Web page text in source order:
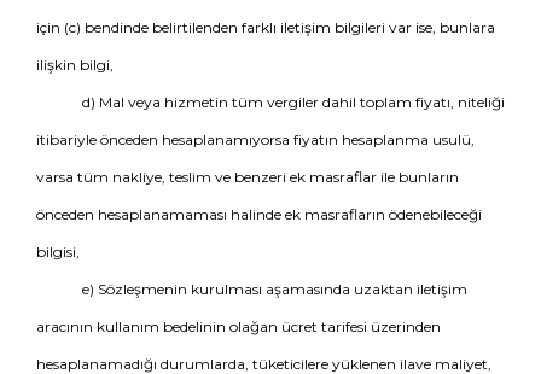
için (c) bendinde belirtilenden farklı iletişim bilgileri var ise, bunlara
ilişkin bilgi,
d) Mal veya hizmetin tüm vergiler dahil toplam fiyatı, niteliği
itibariyle önceden hesaplanamıyorsa fiyatın hesaplanma usulü,
varsa tüm nakliye, teslim ve benzeri ek masraflar ile bunların
önceden hesaplanamaması halinde ek masrafların ödenebileceği
bilgisi,
e) Sözleşmenin kurulması aşamasında uzaktan iletişim
aracının kullanım bedelinin olağan ücret tarifesi üzerinden
hesaplanamadığı durumlarda, tüketicilere yüklenen ilave maliyet,